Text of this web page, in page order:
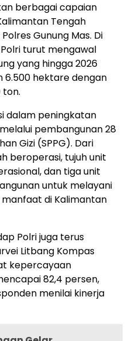
berbagai capaian
Tengah
Gunung Mas. Di
turut mengawal
yang hingga 2026
6.500 hektare dengan
ton.
dalam peningkatan
pembangunan 28
Gizi (SPPG). Dari
beroperasi, tujuh unit
dan tiga unit
untuk melayani
di Kalimantan
Polri juga terus
Litbang Kompas
kepercayaan
82,4 persen,
menilai kinerja